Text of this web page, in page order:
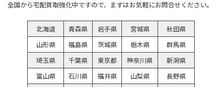
全国から宅配買取強化中ですので、まずはお気軽にお問合せください。
北海道 青森県 岩手県 宮城県
秋田県
山形県
福島県 茨城県 栃木県
群馬県
埼玉県
千葉県 東京都 神奈川県
新潟県
富山県
石川県 福井県 山梨県
長野県